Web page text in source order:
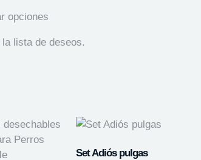
opciones
lista de deseos.
Set Adiós pulgas